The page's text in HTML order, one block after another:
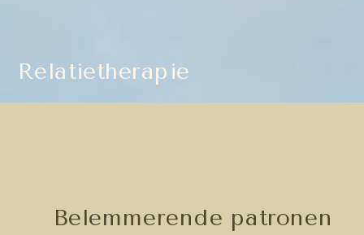
Relatietherapie
Belemmerende patronen